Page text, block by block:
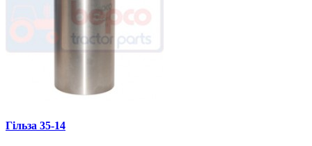
Гільза 35-14